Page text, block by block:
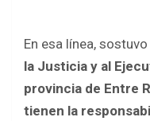
En esa línea,
la Justicia y al
provincia de Entre
tienen la